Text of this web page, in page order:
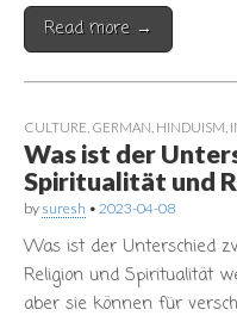
Read more →
CULTURE GERMAN HINDUISM
Was ist der
Spiritualität und
by suresh • 2023-04-08
Was ist der Unterschied
Religion und Spiritualität
aber sie können für